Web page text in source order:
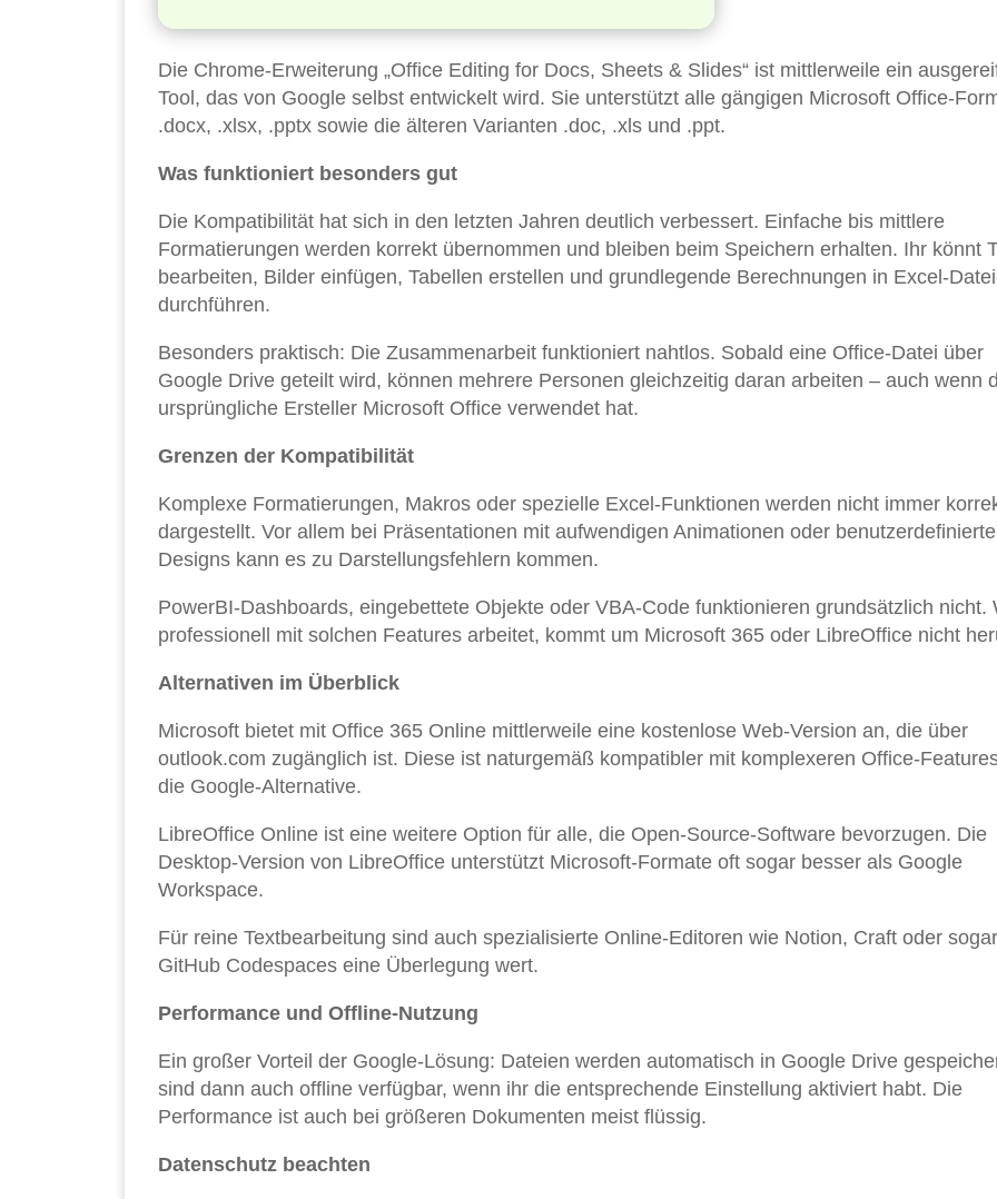
Die Chrome-Erweiterung „Office Editing for Docs, Sheets & Slides“ ist mittlerweile ein
Tool, das von Google selbst entwickelt wird. Sie unterstützt alle gängigen Microsoft Office-
.docx, .xlsx, .pptx sowie die älteren Varianten .doc, .xls und .ppt.
Was funktioniert besonders gut
Die Kompatibilität hat sich in den letzten Jahren deutlich verbessert. Einfache bis mittlere
Formatierungen werden korrekt übernommen und bleiben beim Speichern erhalten. Ihr könnt
bearbeiten, Bilder einfügen, Tabellen erstellen und grundlegende Berechnungen in Excel-
durchführen.
Besonders praktisch: Die Zusammenarbeit funktioniert nahtlos. Sobald eine Office-Datei über
Google Drive geteilt wird, können mehrere Personen gleichzeitig daran arbeiten – auch wenn
ursprüngliche Ersteller Microsoft Office verwendet hat.
Grenzen der Kompatibilität
Komplexe Formatierungen, Makros oder spezielle Excel-Funktionen werden nicht immer
dargestellt. Vor allem bei Präsentationen mit aufwendigen Animationen oder
Designs kann es zu Darstellungsfehlern kommen.
PowerBI-Dashboards, eingebettete Objekte oder VBA-Code funktionieren grundsätzlich nicht.
professionell mit solchen Features arbeitet, kommt um Microsoft 365 oder LibreOffice nicht
Alternativen im Überblick
Microsoft bietet mit Office 365 Online mittlerweile eine kostenlose Web-Version an, die über
outlook.com zugänglich ist. Diese ist naturgemäß kompatibler mit komplexeren Office-
die Google-Alternative.
LibreOffice Online ist eine weitere Option für alle, die Open-Source-Software bevorzugen. Die
Desktop-Version von LibreOffice unterstützt Microsoft-Formate oft sogar besser als Google
Workspace.
Für reine Textbearbeitung sind auch spezialisierte Online-Editoren wie Notion, Craft oder sogar
GitHub Codespaces eine Überlegung wert.
Performance und Offline-Nutzung
Ein großer Vorteil der Google-Lösung: Dateien werden automatisch in Google Drive
sind dann auch offline verfügbar, wenn ihr die entsprechende Einstellung aktiviert habt. Die
Performance ist auch bei größeren Dokumenten meist flüssig.
Datenschutz beachten